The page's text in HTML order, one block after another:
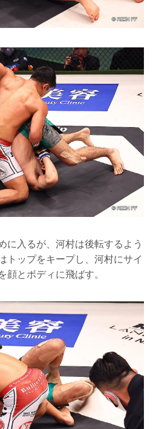
に入るが、河村は後転するよう
トップをキープし、河村にサイ
顔とボディに飛ばす。